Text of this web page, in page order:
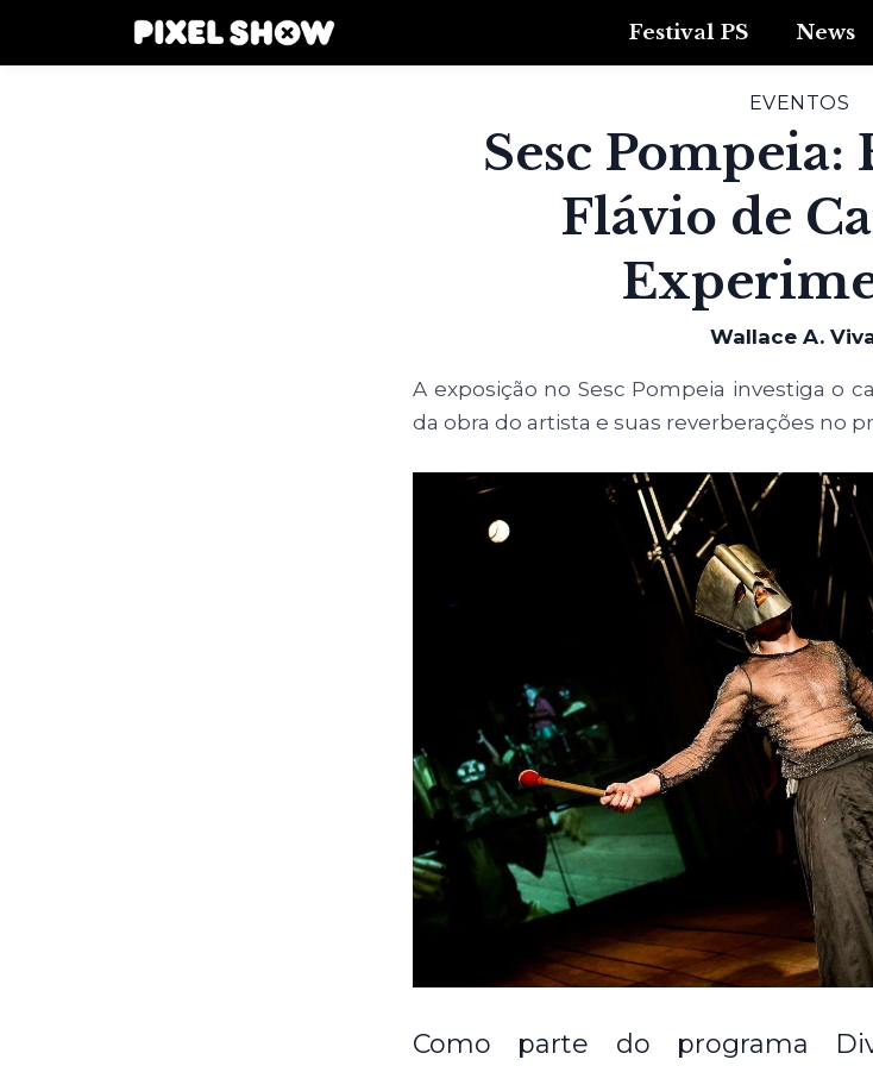
Festival PS News
EVENTOS
Sesc Pompeia:
Flávio de
Wallace A.
A exposição no Sesc Pompeia investiga o
da obra do artista e suas reverberações no
Como parte do programa